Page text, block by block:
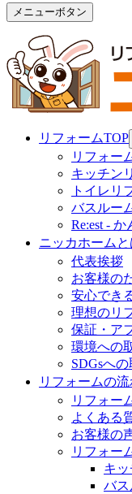
メニューボタン
リフォームTOP
リフォー
キッチン
トイレリ
バスルー
Re:est -
ニッカホームと
代表挨拶
お客様の
安心でき
理想のリ
保証・ア
環境への
SDGsへ
リフォームの
リフォー
よくある
お客様の
リフォー
キ
バス